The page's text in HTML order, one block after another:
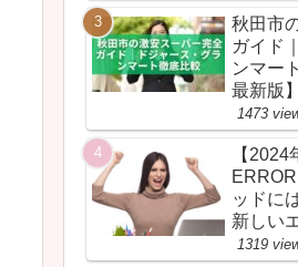
秋田市
ガイド
ンマー
最新版】
1473
【2024
ッドに
新しい
1319